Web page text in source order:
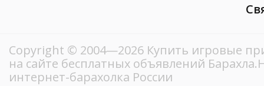
Copyright © 2004—2026 Купить игровые
на сайте бесплатных объявлений
интернет-барахолка России